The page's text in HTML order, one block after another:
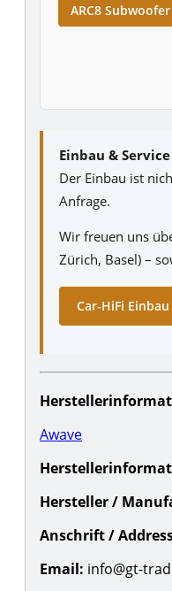
ARC8
Einbau & Service
Der Einbau ist
Anfrage.
Wir freuen uns
Zürich, Basel) –
Car-HiFi Einbau
Awave
Hersteller /
Anschrift /
Email: info@gt-